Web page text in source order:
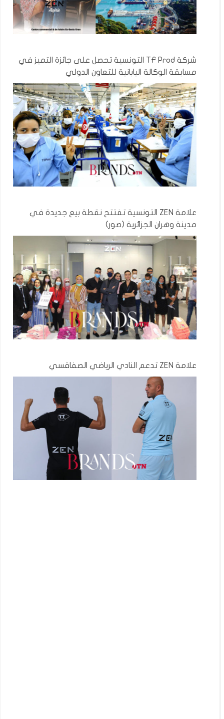
شركة TF Prod التونسية تحصل على جائزة التميز في
مسابقة الوكالة اليابانية للتعاون الدولي
علامة ZEN التونسية تفتتح نقطة بيع جديدة في
مدينة وهران الجزائرية (صور)
علامة ZEN تدعم النادي الرياضي الصفاقسي